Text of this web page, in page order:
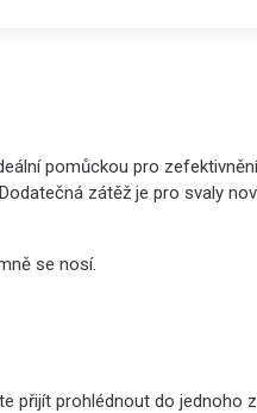
pomůckou pro
zátěž je pro svaly
se nosí.
přijít prohlédnout do jednoho